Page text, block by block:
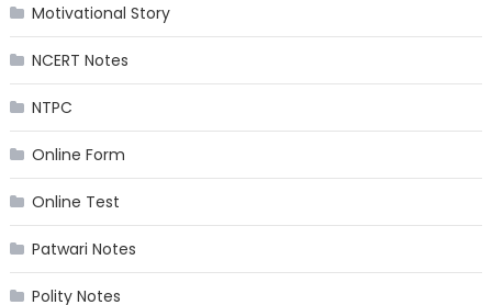
Motivational Story
NCERT Notes
NTPC
Online Form
Online Test
Patwari Notes
Polity Notes